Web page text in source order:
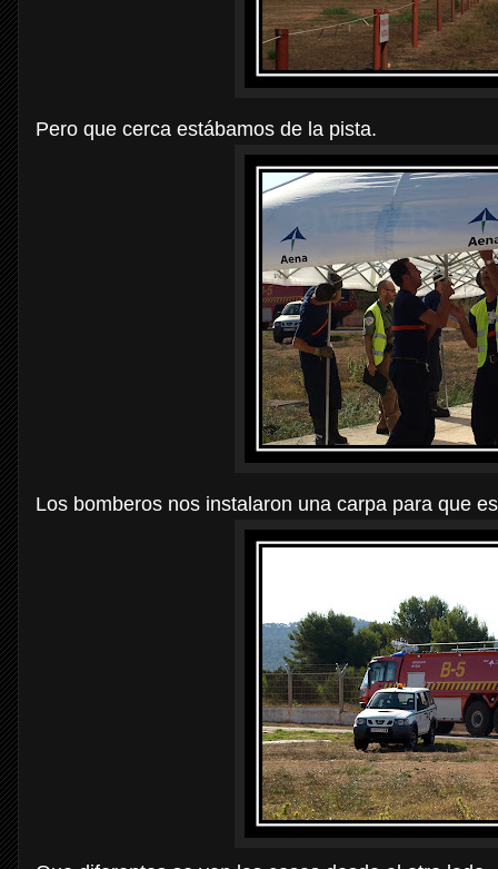
Pero que cerca estábamos de la pista.
Los bomberos nos instalaron una carpa para que